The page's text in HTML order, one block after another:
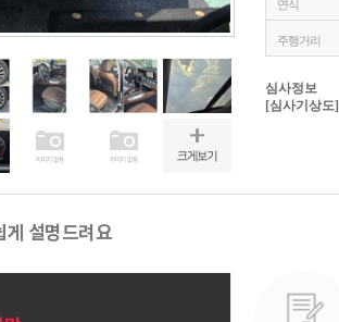
연식
주행거리
심사정보
[심사기상도]